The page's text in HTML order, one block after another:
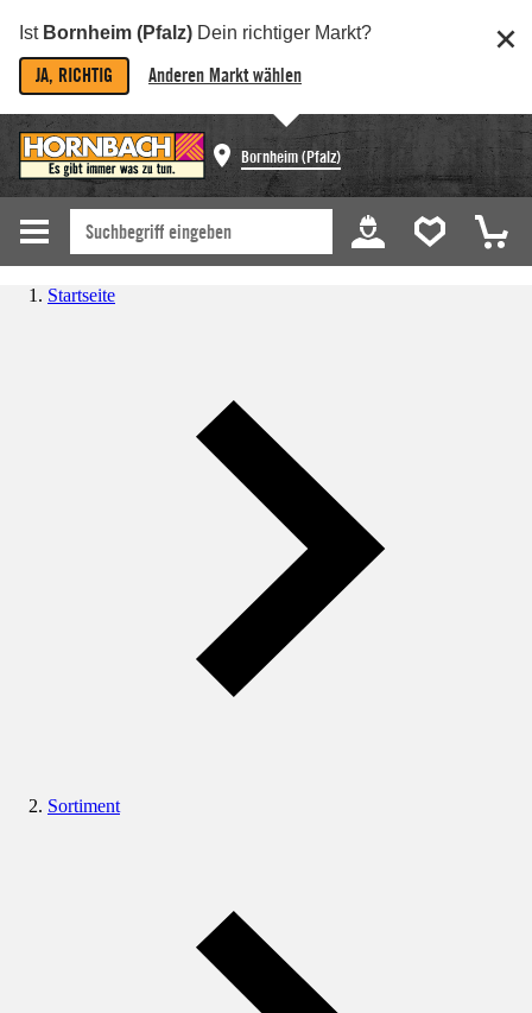
Ist Bornheim (Pfalz) Dein richtiger Markt?
JA, RICHTIG Anderen Markt wählen
Bornheim (Pfalz)
Startseite
Sortiment